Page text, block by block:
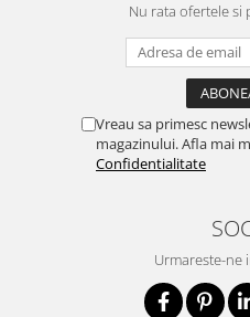
Nu rata ofertele
Vreau sa primesc
magazinului. Afla mai
Confidentialitate
Urmareste-ne